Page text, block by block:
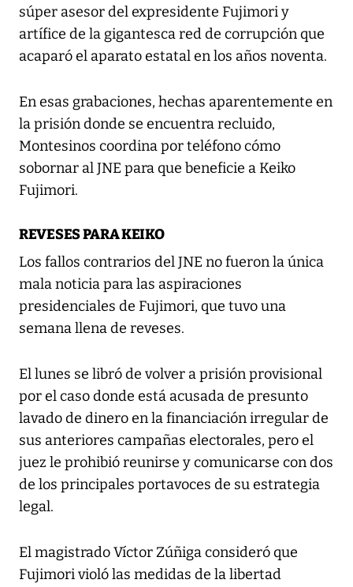
súper asesor del expresidente Fujimori y
artífice de la gigantesca red de corrupción que
acaparó el aparato estatal en los años noventa.
En esas grabaciones, hechas aparentemente en
la prisión donde se encuentra recluido,
Montesinos coordina por teléfono cómo
sobornar al JNE para que beneficie a Keiko
Fujimori.
REVESES PARA KEIKO
Los fallos contrarios del JNE no fueron la única
mala noticia para las aspiraciones
presidenciales de Fujimori, que tuvo una
semana llena de reveses.
El lunes se libró de volver a prisión provisional
por el caso donde está acusada de presunto
lavado de dinero en la financiación irregular de
sus anteriores campañas electorales, pero el
juez le prohibió reunirse y comunicarse con dos
de los principales portavoces de su estrategia
legal.
El magistrado Víctor Zúñiga consideró que
Fujimori violó las medidas de la libertad